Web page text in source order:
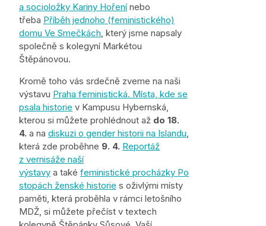
a socioložky Kariny Hoření nebo
třeba Příběh jednoho (feministického)
domu Ve Smečkách, který jsme napsaly
společně s kolegyní Markétou
Štěpánovou.
Kromě toho vás srdečně zveme na naši
výstavu Praha feministická. Místa, kde se
psala historie v Kampusu Hybernská,
kterou si můžete prohlédnout až do 18.
4. a na diskuzi o gender historii na Islandu,
která zde proběhne 9. 4. Reportáž
z vernisáže naší
výstavy a také feministické procházky Po
stopách ženské historie s oživlými místy
paměti, která proběhla v rámci letošního
MDŽ, si můžete přečíst v textech